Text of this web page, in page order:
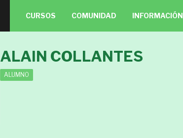
CURSOS COMUNIDAD INFORMACIÓN
ALAIN COLLANTES
ALUMNO